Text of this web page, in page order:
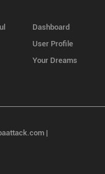
Dashboard
User Profile
Your Dreams
|